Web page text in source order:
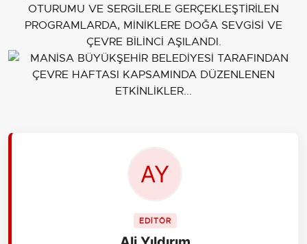
OTURUMU VE SERGİLERLE GERÇEKLEŞTİRİLEN
PROGRAMLARDA, MİNİKLERE DOĞA SEVGİSİ VE
ÇEVRE BİLİNCİ AŞILANDI.
EDİTÖR